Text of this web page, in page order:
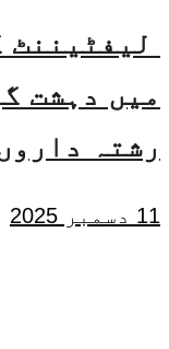
لیفٹیننٹ
میں دہشت
رشتہ
11 دسمبر 2025